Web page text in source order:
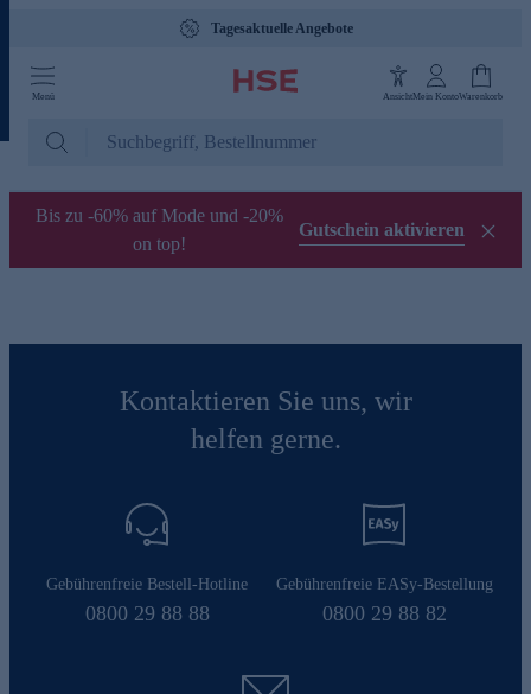
Tagesaktuelle Angebote
Menü AnsichtMein KontoWarenkorb
Bis zu -60% auf Mode und -20%
on top!
Gutschein aktivieren
Kontaktieren Sie uns, wir
helfen gerne.
Gebührenfreie Bestell-Hotline
0800 29 88 88
Gebührenfreie EASy-Bestellung
0800 29 88 82